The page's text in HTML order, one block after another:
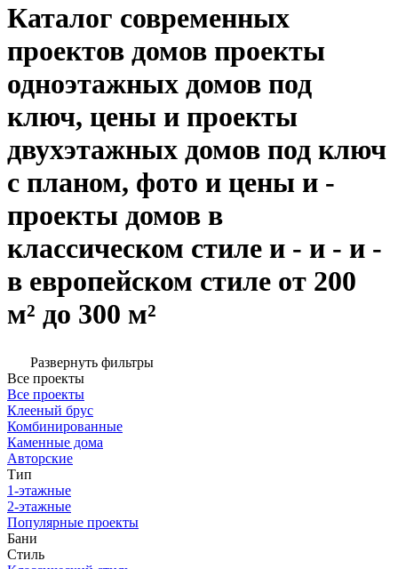
Каталог современных
проектов домов проекты
одноэтажных домов под
ключ, цены и проекты
двухэтажных домов под ключ
с планом, фото и цены и -
проекты домов в
классическом стиле и - и - и -
в европейском стиле от 200
м² до 300 м²
Развернуть фильтры
Все проекты
Все проекты
Клееный брус
Комбинированные
Каменные дома
Авторские
Тип
1-этажные
2-этажные
Популярные проекты
Бани
Стиль